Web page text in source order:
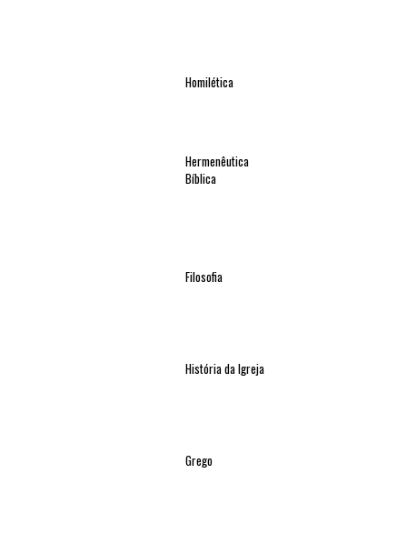
Homilética
Hermenêutica
Bíblica
Filosofia
História da Igreja
Grego